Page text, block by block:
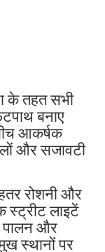
के तहत सभी
बनाए
आकर्षक
और सजावटी
रोशनी और
स्ट्रीट लाइटें
पालन और
स्थानों पर